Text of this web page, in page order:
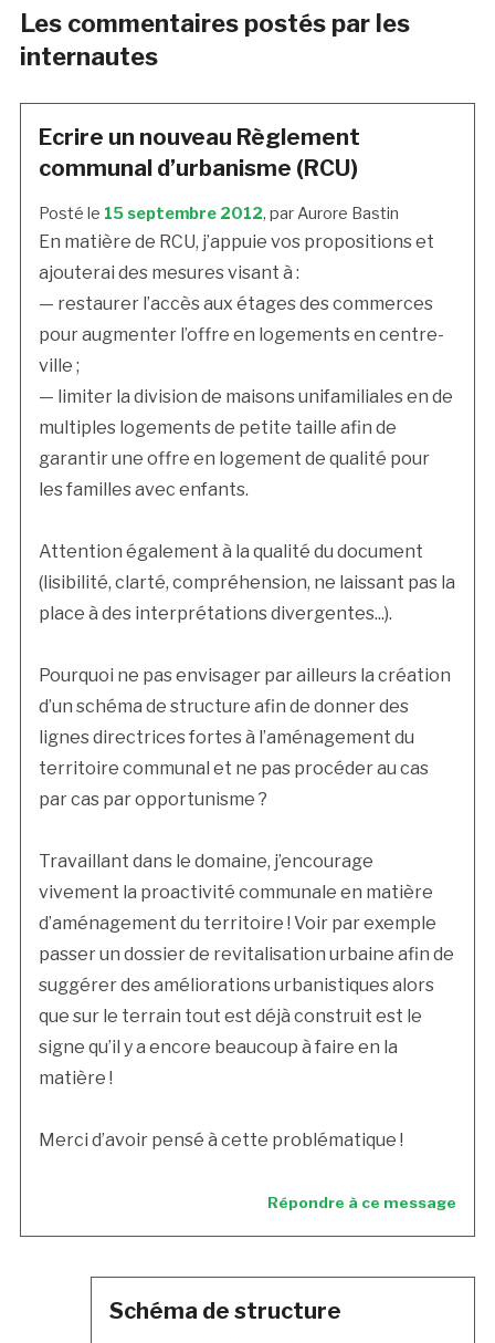
Les commentaires postés par les
internautes
Ecrire un nouveau Règlement
communal d’urbanisme (RCU)
Posté le 15 septembre 2012, par Aurore Bastin
En matière de RCU, j’appuie vos propositions et
ajouterai des mesures visant à :
— restaurer l’accès aux étages des commerces
pour augmenter l’offre en logements en centre-
ville ;
— limiter la division de maisons unifamiliales en de
multiples logements de petite taille afin de
garantir une offre en logement de qualité pour
les familles avec enfants.
Attention également à la qualité du document
(lisibilité, clarté, compréhension, ne laissant pas la
place à des interprétations divergentes...).
Pourquoi ne pas envisager par ailleurs la création
d’un schéma de structure afin de donner des
lignes directrices fortes à l’aménagement du
territoire communal et ne pas procéder au cas
par cas par opportunisme ?
Travaillant dans le domaine, j’encourage
vivement la proactivité communale en matière
d’aménagement du territoire ! Voir par exemple
passer un dossier de revitalisation urbaine afin de
suggérer des améliorations urbanistiques alors
que sur le terrain tout est déjà construit est le
signe qu’il y a encore beaucoup à faire en la
matière !
Merci d’avoir pensé à cette problématique !
Répondre à ce message
Schéma de structure